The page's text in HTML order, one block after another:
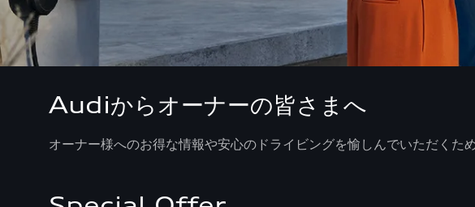
Audiからオーナーの皆さまへ
オーナー様へのお得な情報や安心のドライビングを愉しんでいただくた